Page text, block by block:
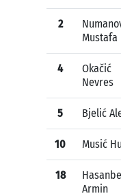
2
Mustafa
4
Okačić
Nevres
5 Bjelić
10 Musić
18
Armin